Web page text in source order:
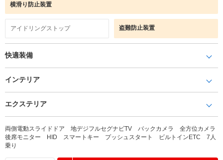
横滑り防止装置
アイドリングストップ 盗難防止装置
快適装備
インテリア
エクステリア
両側電動スライドドア 地デジフルセグナビTV バックカメラ 全方位カメラ
後席モニター HID スマートキー プッシュスタート ビルトインETC 7人
乗り